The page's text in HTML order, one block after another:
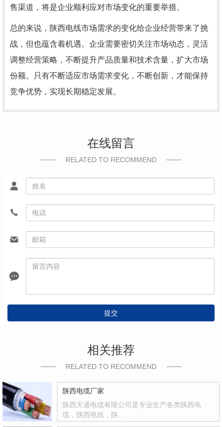
售渠道，将是企业顺利应对市场变化的重要举措。
总的来说，陕西电线市场需求的变化给企业经营带来了挑
战，但也蕴含着机遇。企业需要密切关注市场动态，灵活
调整经营策略，不断提升产品质量和技术含量，扩大市场
份额。只有不断适应市场需求变化，不断创新，才能保持
竞争优势，实现长期稳定发展。
在线留言
RELATED TO RECOMMEND
提交
相关推荐
RELATED TO RECOMMEND
陕西电缆厂家
陕西天通电缆有限公司是专业生产各类陕西电
缆，陕西电线，陕…